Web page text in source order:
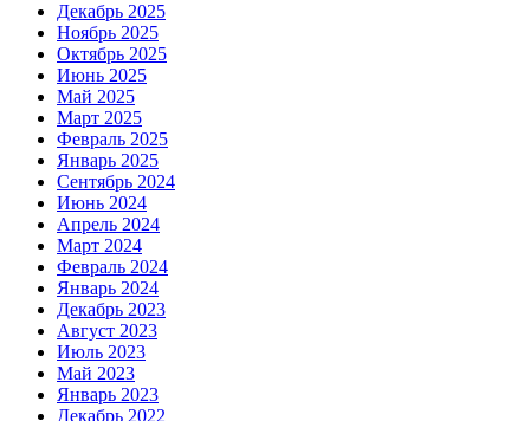
Декабрь 2025
Ноябрь 2025
Октябрь 2025
Июнь 2025
Май 2025
Март 2025
Февраль 2025
Январь 2025
Сентябрь 2024
Июнь 2024
Апрель 2024
Март 2024
Февраль 2024
Январь 2024
Декабрь 2023
Август 2023
Июль 2023
Май 2023
Январь 2023
Декабрь 2022